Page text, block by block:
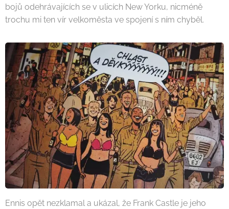
bojů odehrávajících se v ulicích New Yorku, nicméně
trochu mi ten vír velkoměsta ve spojení s ním chyběl.
Ennis opět nezklamal a ukázal, že Frank Castle je jeho